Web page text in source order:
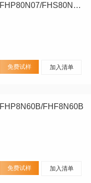
FHP80N07/FHS80N07/FHD80N07
免费试样 加入清单
FHP8N60B/FHF8N60B
免费试样 加入清单